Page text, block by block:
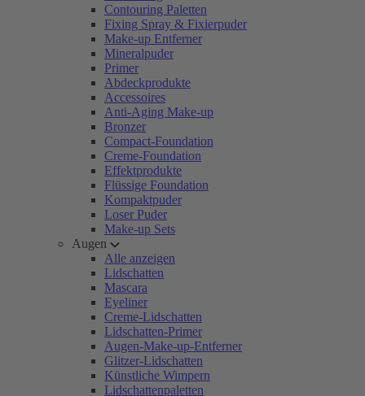
Contouring Paletten
Fixing Spray & Fixierpuder
Make-up Entferner
Mineralpuder
Primer
Abdeckprodukte
Accessoires
Anti-Aging Make-up
Bronzer
Compact-Foundation
Creme-Foundation
Effektprodukte
Flüssige Foundation
Kompaktpuder
Loser Puder
Make-up Sets
Augen
Alle anzeigen
Lidschatten
Mascara
Eyeliner
Creme-Lidschatten
Lidschatten-Primer
Augen-Make-up-Entferner
Glitzer-Lidschatten
Künstliche Wimpern
Lidschattenpaletten